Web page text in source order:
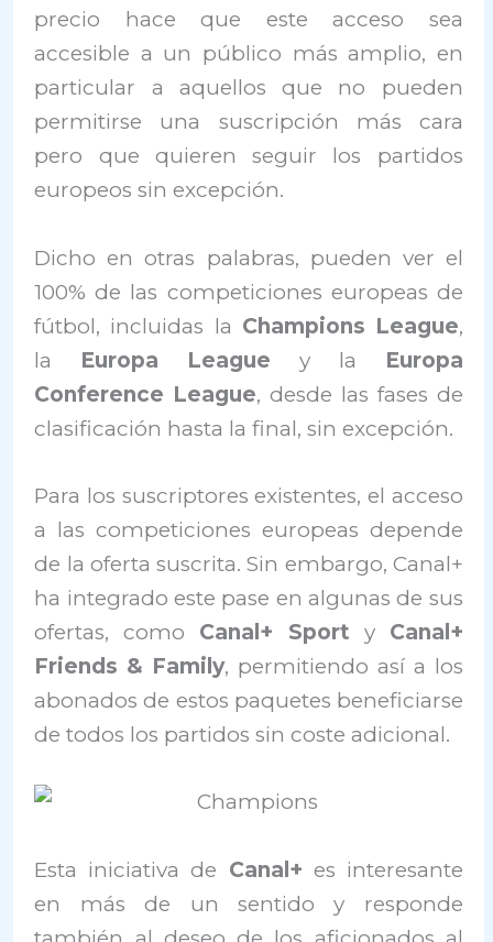
precio hace que este acceso sea
accesible a un público más amplio, en
particular a aquellos que no pueden
permitirse una suscripción más cara
pero que quieren seguir los partidos
europeos sin excepción.
Dicho en otras palabras, pueden ver el
100% de las competiciones europeas de
fútbol, ​​incluidas la Champions League,
la Europa League y la Europa
Conference League, desde las fases de
clasificación hasta la final, sin excepción.
Para los suscriptores existentes, el acceso
a las competiciones europeas depende
de la oferta suscrita. Sin embargo, Canal+
ha integrado este pase en algunas de sus
ofertas, como Canal+ Sport yCanal+
Friends & Family, permitiendo así a los
abonados de estos paquetes beneficiarse
de todos los partidos sin coste adicional.
Esta iniciativa de Canal+ es interesante
en más de un sentido y responde